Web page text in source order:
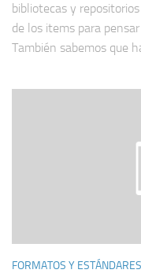
bibliotecas y
de los items para
También sabemos que
FORMATOS Y ESTÁNDARES